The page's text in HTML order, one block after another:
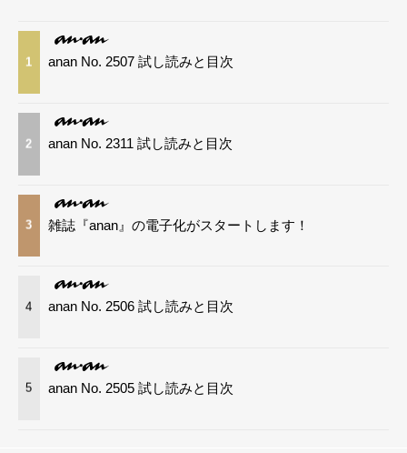
1 anan No. 2507 試し読みと目次
2 anan No. 2311 試し読みと目次
3 雑誌『anan』の電子化がスタートします！
4 anan No. 2506 試し読みと目次
5 anan No. 2505 試し読みと目次